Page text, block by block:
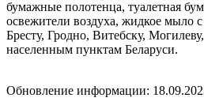
бумажные полотенца, туалетная
освежители воздуха, жидкое мыло
Бресту, Гродно, Витебску,
населенным пунктам Беларуси.
Обновление информации: